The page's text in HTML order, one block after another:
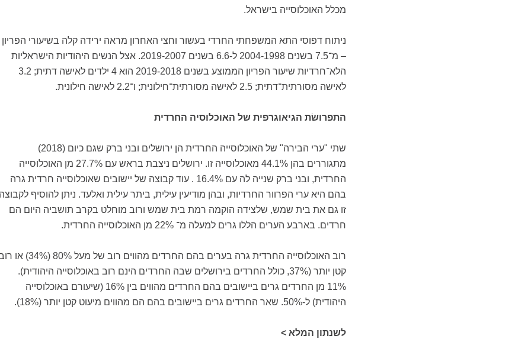
מכלל האוכלוסייה בישראל.
ניתוח דפוסי התא המשפחתי החרדי בעשור וחצי האחרון מראה ירידה קלה בשיעורי הפריון
– מ־7.5 בשנים 2004-1998 ל-6.6 בשנים 2019-2007. אצל הנשים היהודיות הישראליות
הלא־חרדיות שיעור הפריון הממוצע בשנים 2019-2018 הוא 4 ילדים לאישה דתית; 3.2
לאישה מסורתית־דתית; 2.5 לאישה מסורתית־חילונית; ו־2.2 לאישה חילונית.
התפרושׂת הגיאוגרפית של האוכלוסיה החרדית
שתי "ערי הבירה" של האוכלוסייה החרדית הן ירושלים ובני ברק שגם כיום (2018)
מתגוררים בהן 44.1% מאוכלוסייה זו. ירושלים ניצבת בראש עם 27.7% מן האוכלוסייה
החרדית, ובני ברק שנייה לה עם 16.4% . עוד קבוצה של יישובים שאוכלוסייה חרדית גרה
בהם היא ערי הפרוור החרדיות, ובהן מודיעין עילית, ביתר עילית ואלעד. ניתן להוסיף
זו גם את בית שמש, שלצידה הוקמה רמת בית שמש ורוב מוחלט בקרב תושביה היום הם
חרדים. בארבע הערים הללו גרים למעלה מ־ 22% מן האוכלוסייה החרדית.
רוב האוכלוסייה החרדית גרה בערים בהם החרדים מהווים רוב של מעל 80%
קטן יותר (37%, כולל החרדים בירושלים שבה החרדים הינם רוב באוכלוסייה היהודית).
11% מן החרדים גרים ביישובים בהם החרדים מהווים בין 16% (שיעורם באוכלוסייה
היהודית) ל-50%. שאר החרדים גרים ביישובים בהם הם מהווים מיעוט קטן יותר (18%).
לשנתון המלא >